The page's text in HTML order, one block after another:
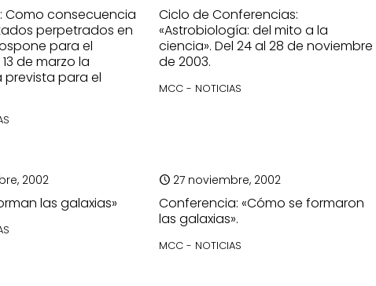
Como consecuencia
perpetrados en
para el
de marzo la
para el
Ciclo de Conferencias:
«Astrobiología: del mito a la
ciencia». Del 24 al 28 de noviembre
de 2003.
MCC - NOTICIAS
2002
las galaxias»
27 noviembre, 2002
Conferencia: «Cómo se formaron
las galaxias».
MCC - NOTICIAS